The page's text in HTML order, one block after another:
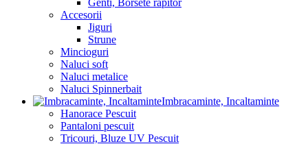
Genti, Borsete rapitor
Accesorii
Jiguri
Strune
Mincioguri
Naluci soft
Naluci metalice
Naluci Spinnerbait
Imbracaminte, Incaltaminte
Hanorace Pescuit
Pantaloni pescuit
Tricouri, Bluze UV Pescuit